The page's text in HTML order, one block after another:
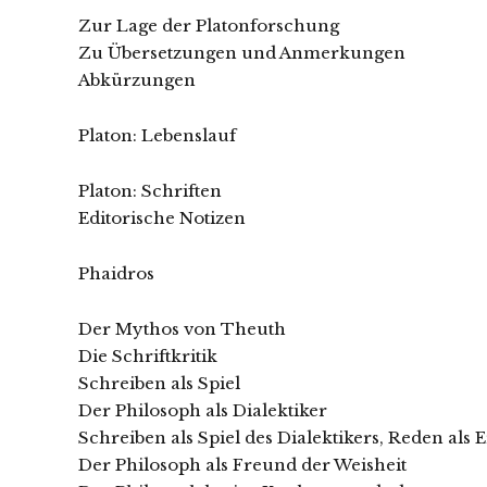
Zur Lage der Platonforschung
Zu Übersetzungen und Anmerkungen
Abkürzungen
Platon: Lebenslauf
Platon: Schriften
Editorische Notizen
Phaidros
Der Mythos von Theuth
Die Schriftkritik
Schreiben als Spiel
Der Philosoph als Dialektiker
Schreiben als Spiel des Dialektikers, Reden als
Der Philosoph als Freund der Weisheit